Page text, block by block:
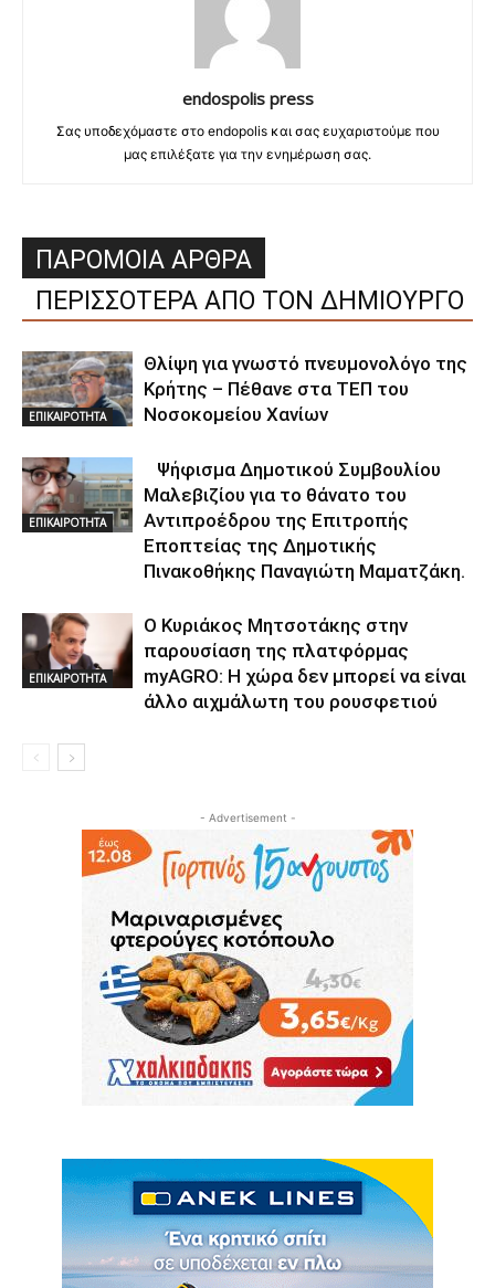
endospolis press
Σας υποδεχόμαστε στο endopolis και σας ευχαριστούμε που
μας επιλέξατε για την ενημέρωση σας.
ΠΑΡΟΜΟΙΑ ΑΡΘΡΑ
ΠΕΡΙΣΣΟΤΕΡΑ ΑΠΟ ΤΟΝ ΔΗΜΙΟΥΡΓΟ
ΕΠΙΚΑΙΡΟΤΗΤΑ
Θλίψη για γνωστό πνευμονολόγο της
Κρήτης – Πέθανε στα ΤΕΠ του
Νοσοκομείου Χανίων
ΕΠΙΚΑΙΡΟΤΗΤΑ
Ψήφισμα Δημοτικού Συμβουλίου
Μαλεβιζίου για το θάνατο του
Αντιπροέδρου της Επιτροπής
Εποπτείας της Δημοτικής
Πινακοθήκης Παναγιώτη Μαματζάκη.
ΕΠΙΚΑΙΡΟΤΗΤΑ
Ο Κυριάκος Μητσοτάκης στην
παρουσίαση της πλατφόρμας
myAGRO: Η χώρα δεν μπορεί να είναι
άλλο αιχμάλωτη του ρουσφετιού
- Advertisement -